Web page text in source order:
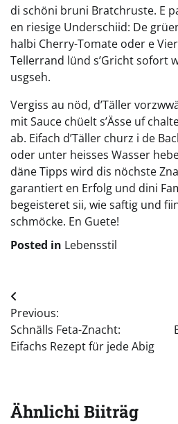
di schöni bruni Bratchruste. E
en riesige Underschiid: De
halbi Cherry-Tomate oder e
Tellerrand lünd s’Gricht sofort
usgseh.
Vergiss au nöd, d’Täller
mit Sauce chüelt s’Ässe uf
ab. Eifach d’Täller churz i de
oder unter heisses Wasser
däne Tipps wird dis nöchste
garantiert en Erfolg und dini
begeisteret sii, wie saftig und
schmöcke. En Guete!
Posted in Lebensstil
Beitragsnavigation
Previous:
Schnälls Feta-Znacht:
Eifachs Rezept für jede Abig
Ähnlichi Biiträg